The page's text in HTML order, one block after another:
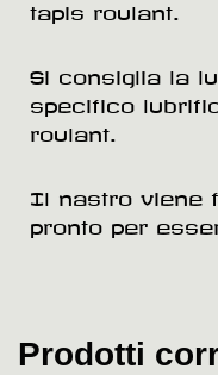
tapis roulant.
Si consiglia la
specifico
roulant.
Il nastro viene
pronto per
Prodotti